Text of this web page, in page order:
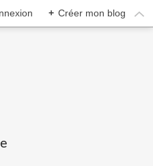
+ Créer mon blog